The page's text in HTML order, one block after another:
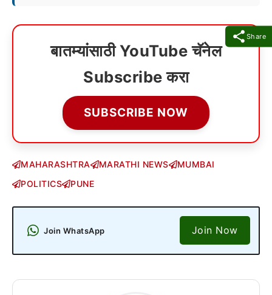
Share
बातम्यांसाठी YouTube चॅनेल
Subscribe करा
SUBSCRIBE NOW
MAHARASHTRA MARATHI NEWS
MUMBAI
POLITICS
PUNE
Join WhatsApp Join Now